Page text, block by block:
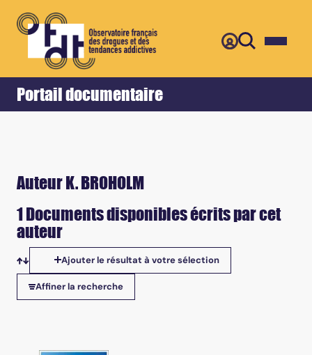
Portail documentaire
Accueil Retour
Auteur K. BROHOLM
1 Documents disponibles écrits par cet
auteur
Tris disponibles
Ajouter le résultat à votre sélection
Affiner la recherche